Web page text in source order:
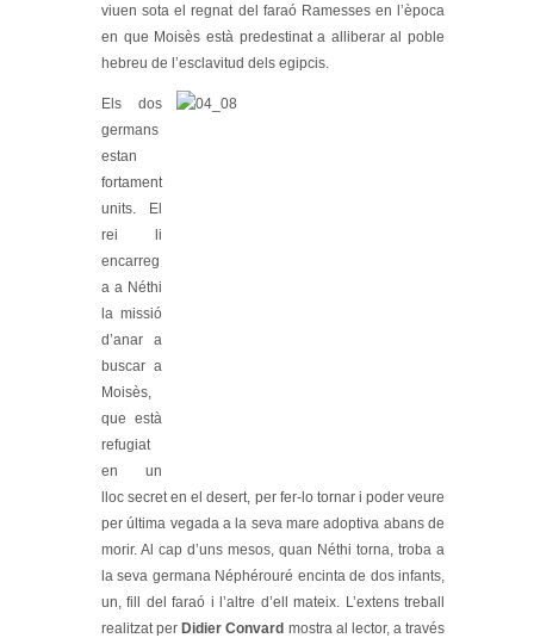
viuen sota el regnat del faraó Ramesses en l’època
en que Moisès està predestinat a alliberar al poble
hebreu de l’esclavitud dels egipcis.
Els dos
germans
estan
fortament
units. El
rei li
encarreg
a a Néthi
la missió
d’anar a
buscar a
Moisès,
que està
refugiat
en un
lloc secret en el desert, per fer-lo tornar i poder veure
per última vegada a la seva mare adoptiva abans de
morir. Al cap d’uns mesos, quan Néthi torna, troba a
la seva germana Néphérouré encinta de dos infants,
un, fill del faraó i l’altre d’ell mateix. L’extens treball
realitzat per Didier Convard mostra al lector, a través